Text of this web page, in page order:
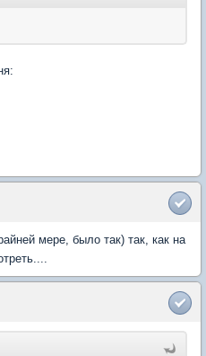
мере, было так) так, как на